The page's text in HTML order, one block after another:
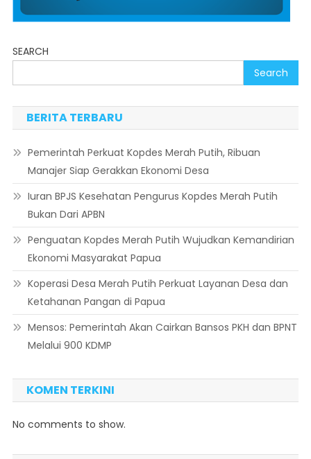
SEARCH
Search
BERITA TERBARU
Pemerintah Perkuat Kopdes Merah Putih, Ribuan
Manajer Siap Gerakkan Ekonomi Desa
Iuran BPJS Kesehatan Pengurus Kopdes Merah Putih
Bukan Dari APBN
Penguatan Kopdes Merah Putih Wujudkan Kemandirian
Ekonomi Masyarakat Papua
Koperasi Desa Merah Putih Perkuat Layanan Desa dan
Ketahanan Pangan di Papua
Mensos: Pemerintah Akan Cairkan Bansos PKH dan BPNT
Melalui 900 KDMP
KOMEN TERKINI
No comments to show.